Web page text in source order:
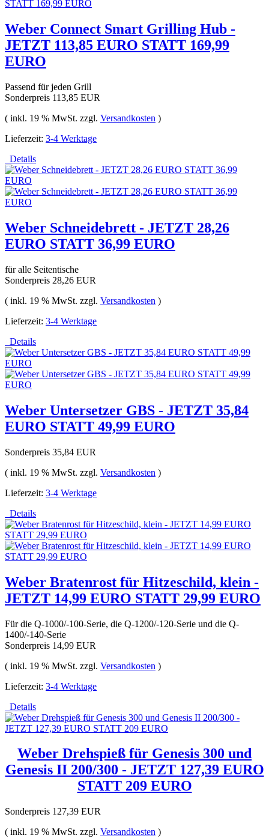
Weber Connect Smart Grilling Hub -
JETZT 113,85 EURO STATT 169,99
EURO
Passend für jeden Grill
Sonderpreis 113,85 EUR
( inkl. 19 % MwSt. zzgl. Versandkosten )
Lieferzeit: 3-4 Werktage
Details
Weber Schneidebrett - JETZT 28,26
EURO STATT 36,99 EURO
für alle Seitentische
Sonderpreis 28,26 EUR
( inkl. 19 % MwSt. zzgl. Versandkosten )
Lieferzeit: 3-4 Werktage
Details
Weber Untersetzer GBS - JETZT 35,84
EURO STATT 49,99 EURO
Sonderpreis 35,84 EUR
( inkl. 19 % MwSt. zzgl. Versandkosten )
Lieferzeit: 3-4 Werktage
Details
Weber Bratenrost für Hitzeschild, klein -
JETZT 14,99 EURO STATT 29,99 EURO
Für die Q-1000/-100-Serie, die Q-1200/-120-Serie und die Q-
1400/-140-Serie
Sonderpreis 14,99 EUR
( inkl. 19 % MwSt. zzgl. Versandkosten )
Lieferzeit: 3-4 Werktage
Details
Weber Drehspieß für Genesis 300 und
Genesis II 200/300 - JETZT 127,39 EURO
STATT 209 EURO
Sonderpreis 127,39 EUR
( inkl. 19 % MwSt. zzgl. Versandkosten )